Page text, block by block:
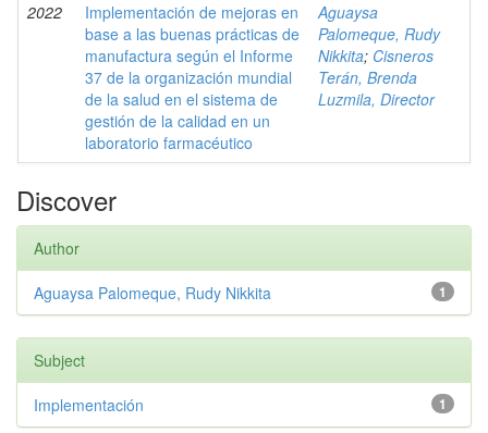
2022
Implementación de mejoras en
base a las buenas prácticas de
manufactura según el Informe
37 de la organización mundial
de la salud en el sistema de
gestión de la calidad en un
laboratorio farmacéutico
Aguaysa
Palomeque, Rudy
Nikkita; Cisneros
Terán, Brenda
Luzmila, Director
Discover
Author
1
Aguaysa Palomeque, Rudy Nikkita
Subject
1
Implementación